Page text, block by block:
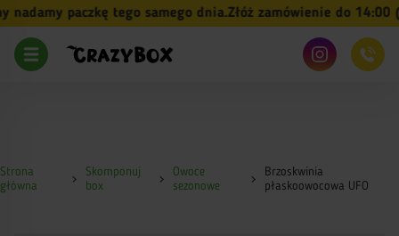
paczkę tego samego dnia.Złóż zamówienie do 14:00
Strona
główna
Skomponuj
box
Owoce
sezonowe
Brzoskwinia
płaskoowocowa UFO